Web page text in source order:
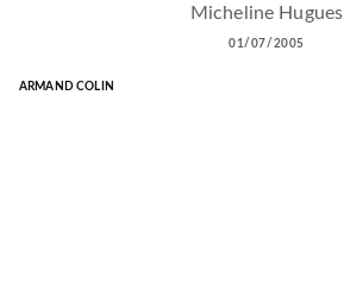
Micheline Hugues
01/07/2005
ARMAND COLIN